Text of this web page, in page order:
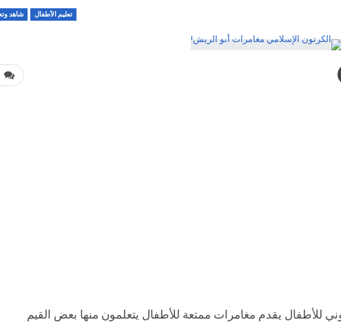
تعليم الأطفال شاهد
يقدم مغامرات ممتعة للأطفال يتعلمون منها بعض القيم